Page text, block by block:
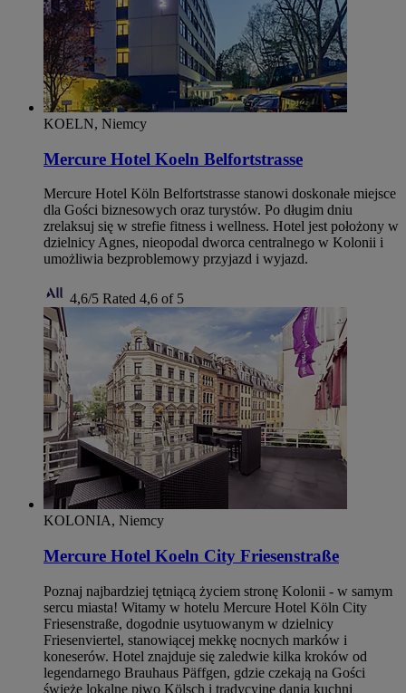
KOELN, Niemcy
Mercure Hotel Koeln Belfortstrasse
Mercure Hotel Köln Belfortstrasse stanowi doskonałe miejsce
dla Gości biznesowych oraz turystów. Po długim dniu
zrelaksuj się w strefie fitness i wellness. Hotel jest położony w
dzielnicy Agnes, nieopodal dworca centralnego w Kolonii i
umożliwia bezproblemowy przyjazd i wyjazd.
4,6/5 Rated 4,6 of 5
KOLONIA, Niemcy
Mercure Hotel Koeln City Friesenstraße
Poznaj najbardziej tętniącą życiem stronę Kolonii - w samym
sercu miasta! Witamy w hotelu Mercure Hotel Köln City
Friesenstraße, dogodnie usytuowanym w dzielnicy
Friesenviertel, stanowiącej mekkę nocnych marków i
koneserów. Hotel znajduje się zaledwie kilka kroków od
legendarnego Brauhaus Päffgen, gdzie czekają na Gości
świeże lokalne piwo Kölsch i tradycyjne dania kuchni